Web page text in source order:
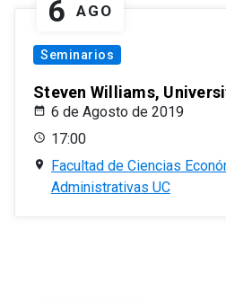
6 AGO
Seminarios
Steven Williams,
6 de Agosto de 2019
17:00
Facultad de Ciencias
Administrativas UC